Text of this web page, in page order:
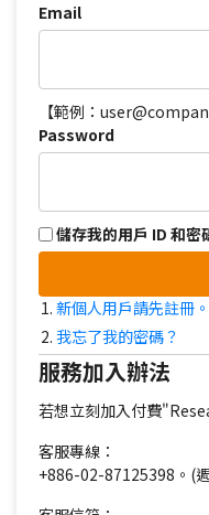
Email
【範例：
Password
儲存我的用戶 ID 和密
新個人用戶請先註冊。
我忘了我的密碼？
服務加入辦法
若想立刻加入付費
客服專線：
+886-02-87125398。(